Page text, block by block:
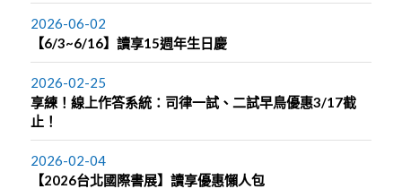
2026-06-02
【6/3~6/16】讀享15週年生日慶
2026-02-25
享練！線上作答系統：司律一試、二試早鳥優惠3/17截
止！
2026-02-04
【2026台北國際書展】讀享優惠懶人包